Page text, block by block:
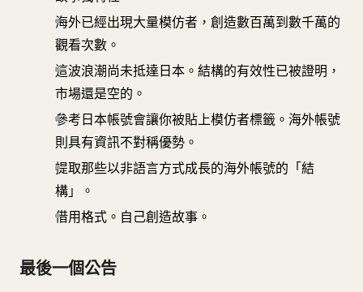
海外已經出現大量模仿者，創造數百萬到數千萬的
觀看次數。
這波浪潮尚未抵達日本。結構的有效性已被證明，
市場還是空的。
參考日本帳號會讓你被貼上模仿者標籤。海外帳號
則具有資訊不對稱優勢。
提取那些以非語言方式成長的海外帳號的「結
構」。
借用格式。自己創造故事。
最後一個公告